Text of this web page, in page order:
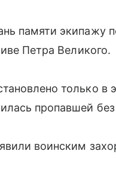
памяти экипажу
Петра Великого.
только в
пропавшей без
воинским